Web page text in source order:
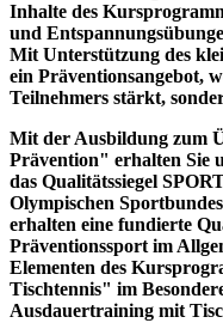
Inhalte des
und
Mit Unterstützung des
ein Präventionsangebot,
Teilnehmers stärkt,
Mit der Ausbildung zum
Prävention" erhalten Sie
das Qualitätssiegel
Olympischen
erhalten eine fundierte
Präventionssport im
Elementen des
Tischtennis" im
Ausdauertraining mit